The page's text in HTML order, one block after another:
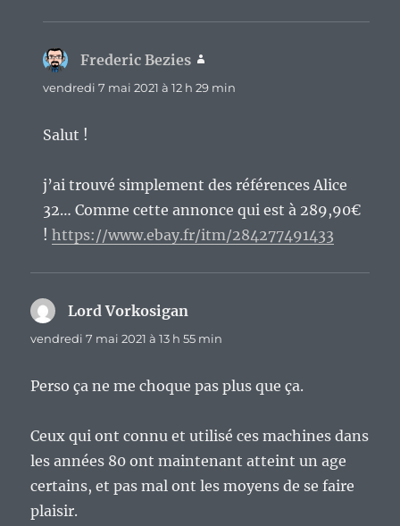
Frederic Bezies
vendredi 7 mai 2021 à 12 h 29 min
Salut !
j’ai trouvé simplement des références Alice
32… Comme cette annonce qui est à 289,90€
!https://www.ebay.fr/itm/284277491433
Lord Vorkosigan
vendredi 7 mai 2021 à 13 h 55 min
Perso ça ne me choque pas plus que ça.
Ceux qui ont connu et utilisé ces machines dans
les années 80 ont maintenant atteint un age
certains, et pas mal ont les moyens de se faire
plaisir.